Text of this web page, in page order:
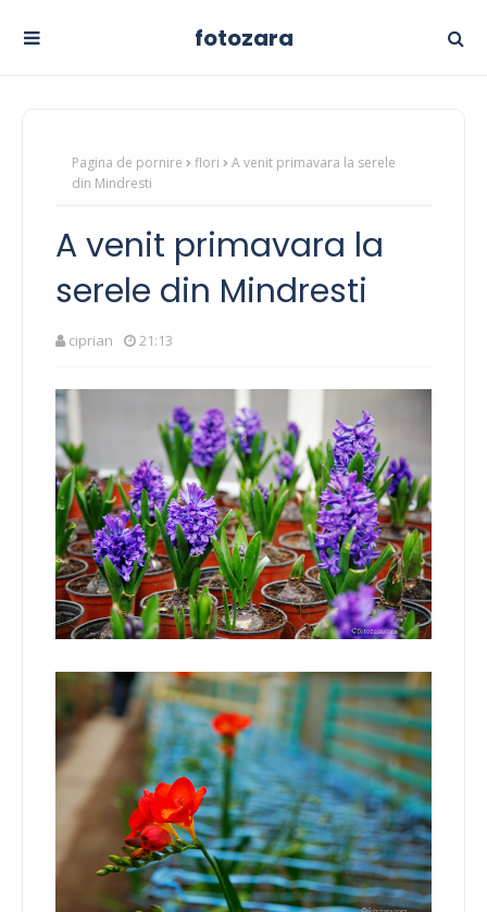
fotozara
Pagina de pornire flori
A venit primavara la serele
din Mindresti
A venit primavara la
serele din Mindresti
ciprian 21:13